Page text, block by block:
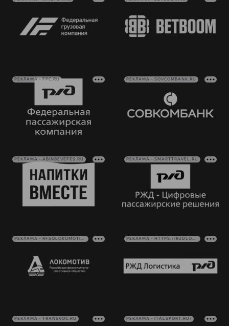
РЕКЛАМА • FPC.RU РЕКЛАМА • SOVCOMBANK.RU
РЕКЛАМА • ABINBEVEFES.RU РЕКЛАМА • SMARTTRAVEL.RU
РЕКЛАМА • RFSOLOKOMOTIV.RU РЕКЛАМА • HTTPS://RZDLOG.RU/
РЕКЛАМА • TRANSVOC.RU РЕКЛАМА • ITALSPORT.RU/